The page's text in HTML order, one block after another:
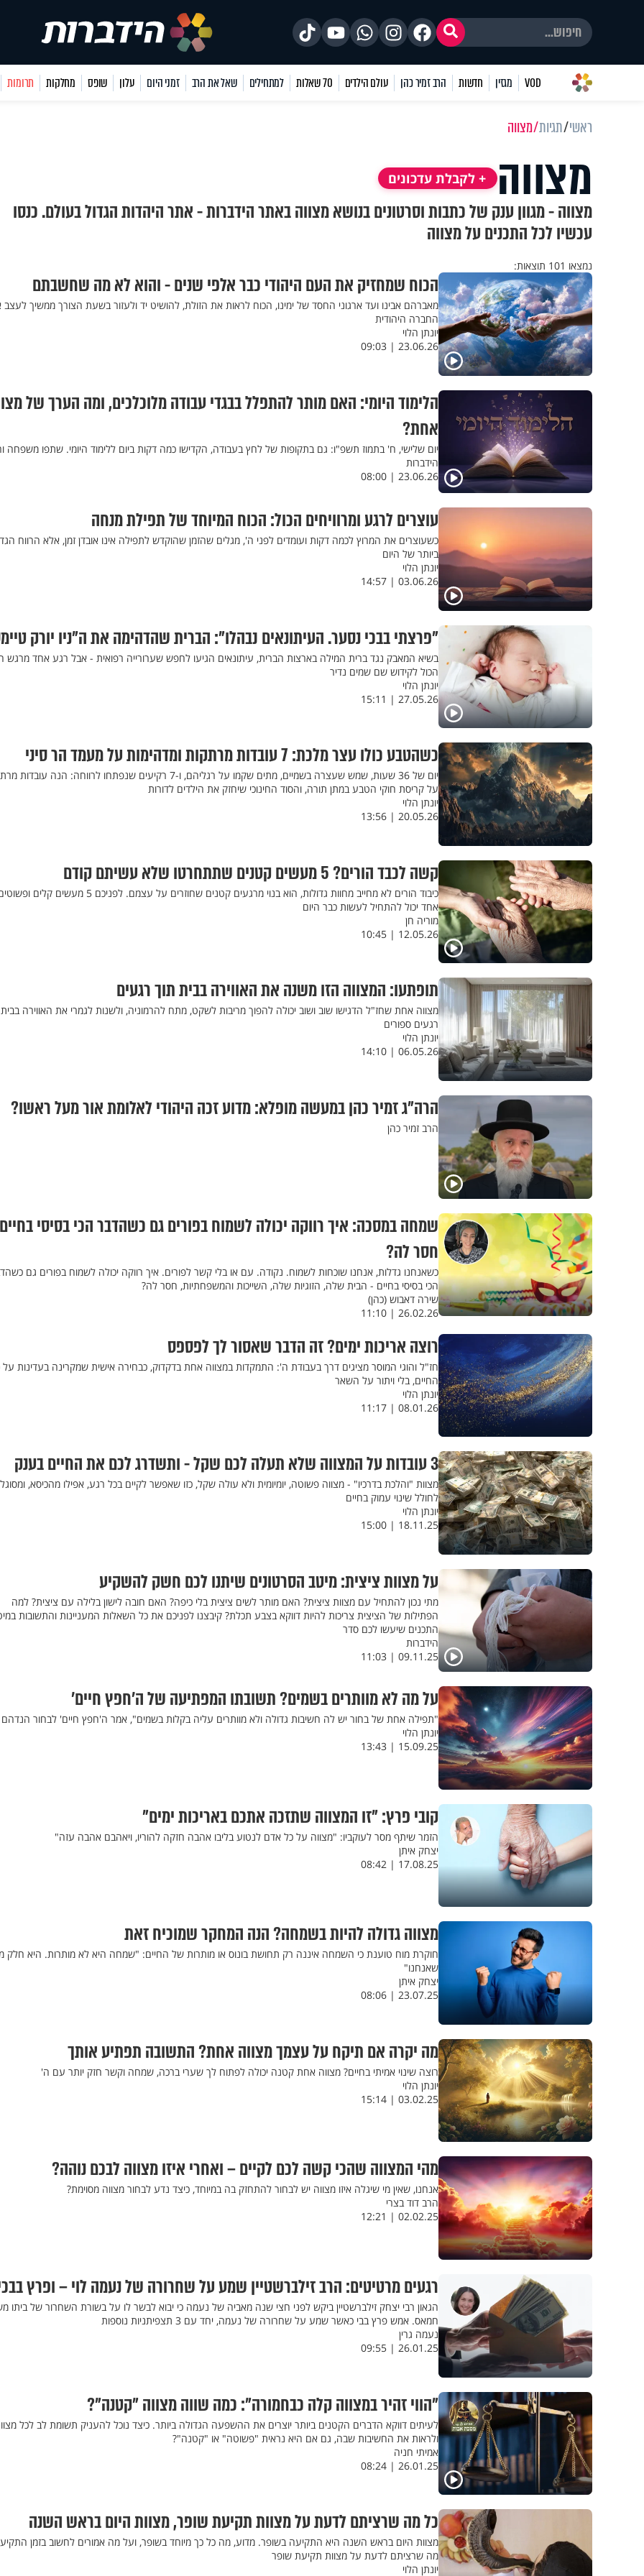
VOD מגזין חדשות הרב זמיר כהן עולם הילדים 70 שאלות למתחילים שאל את הרב זמני היום עלון שופס מחלקות תרומות
ראשי תגיות מצווה
מצווה + לקבלת עדכונים
מצווה - מגוון ענק של כתבות וסרטונים בנושא מצווה באתר הידברות - אתר היהדות הגדול בעולם. כנסו
עכשיו לכל התכנים על מצווה
נמצאו 101 תוצאות:
הכוח שמחזיק את העם היהודי כבר אלפי שנים - והוא לא מה שחשבתם
מאברהם אבינו ועד ארגוני החסד של ימינו, הכוח לראות את הזולת, להושיט יד ולעזור בשעת הצורך ממשיך
החברה היהודית
יונתן הלוי
23.06.26 | 09:03
הלימוד היומי: האם מותר להתפלל בבגדי עבודה מלוכלכים, ומה הערך של
אחת?
יום שלישי, ח' בתמוז תשפ"ו: גם בתקופות של לחץ בעבודה, הקדישו כמה דקות ביום ללימוד היומי. שתפו משפחה
הידברות
23.06.26 | 08:00
עוצרים לרגע ומרוויחים הכול: הכוח המיוחד של תפילת מנחה
כשעוצרים את המרוץ לכמה דקות ועומדים לפני ה', מגלים שהזמן שהוקדש לתפילה אינו אובדן זמן, אלא הרווח
ביותר של היום
יונתן הלוי
03.06.26 | 14:57
"פרצתי בבכי נסער. העיתונאים נבהלו": הברית שהדהימה את ה"ניו יורק
בשיא המאבק נגד ברית המילה בארצות הברית, עיתונאים הגיעו לחפש שערורייה רפואית - אבל רגע אחד מרגש
הכול לקידוש שם שמים נדיר
יונתן הלוי
27.05.26 | 15:11
כשהטבע כולו עצר מלכת: 7 עובדות מרתקות ומדהימות על מעמד הר סיני
יום של 36 שעות, שמש שעצרה בשמיים, מתים שקמו על רגליהם, ו-7 רקיעים שנפתחו לרווחה: הנה
על קריסת חוקי הטבע במתן תורה, והסוד החינוכי שיחזק את הילדים לדורות
יונתן הלוי
20.05.26 | 13:56
קשה לכבד הורים? 5 מעשים קטנים שתתחרטו שלא עשיתם קודם
כיבוד הורים לא מחייב מחוות גדולות, הוא בנוי מרגעים קטנים שחוזרים על עצמם. לפניכם
אחד יכול להתחיל לעשות כבר היום
מוריה חן
12.05.26 | 10:45
תופתעו: המצווה הזו משנה את האווירה בבית תוך רגעים
מצווה אחת שחז"ל הדגישו שוב ושוב יכולה להפוך מריבות לשקט, מתח להרמוניה, ולשנות לגמרי את האווירה
רגעים ספורים
יונתן הלוי
06.05.26 | 14:10
הרה"ג זמיר כהן במעשה מופלא: מדוע זכה היהודי לאלומת אור מעל ראשו?
הרב זמיר כהן
שמחה במסכה: איך רווקה יכולה לשמוח בפורים גם כשהדבר הכי בסיסי
חסר לה?
כשאנחנו גדלות, אנחנו שוכחות לשמוח. נקודה. עם או בלי קשר לפורים. איך רווקה יכולה לשמוח בפורים גם
הכי בסיסי בחיים - הבית שלה, הזוגיות שלה, השייכות והמשפחתיות, חסר לה?
שירה דאבוש (כהן)
26.02.26 | 11:10
רוצה אריכות ימים? זה הדבר שאסור לך לפספס
חז"ל והוגי המוסר מציגים דרך בעבודת ה': התמקדות במצווה אחת בדקדוק, כבחירה אישית שמקרינה בעדינות על
החיים, בלי ויתור על השאר
יונתן הלוי
08.01.26 | 11:17
3 עובדות על המצווה שלא תעלה לכם שקל - ותשדרג לכם את החיים בענק
מצוות "והלכת בדרכיו" - מצווה פשוטה, יומיומית ולא עולה שקל, כזו שאפשר לקיים בכל רגע, אפילו מהכיסא,
לחולל שינוי עמוק בחיים
יונתן הלוי
18.11.25 | 15:00
על מצוות ציצית: מיטב הסרטונים שיתנו לכם חשק להשקיע
מתי נכון להתחיל עם מצוות ציצית? האם מותר לשים ציצית בלי כיפה? האם חובה לישון בלילה עם ציצית? למה
הפתילות של הציצית צריכות להיות דווקא בצבע תכלת? קיבצנו לפניכם את כל השאלות המעניינות והתשובות
התכנים שיעשו לכם סדר
הידברות
09.11.25 | 11:03
על מה לא מוותרים בשמים? תשובתו המפתיעה של ה’חפץ חיים’
"תפילה אחת של בחור יש לה חשיבות גדולה ולא מוותרים עליה בקלות בשמים", אמר ה'חפץ חיים' לבחור הנדהם
יונתן הלוי
15.09.25 | 13:43
קובי פרץ: "זו המצווה שתזכה אתכם באריכות ימים"
הזמר שיתף מסר לעוקביו: "מצווה על כל אדם לנטוע בליבו אהבה חזקה להוריו, ויאהבם אהבה עזה"
יצחק איתן
17.08.25 | 08:42
מצווה גדולה להיות בשמחה? הנה המחקר שמוכיח זאת
חוקרת מוח טוענת כי השמחה איננה רק תחושת בונוס או מותרות של החיים: "שמחה היא לא מותרות. היא חלק
שאנחנו"
יצחק איתן
23.07.25 | 08:06
מה יקרה אם תיקח על עצמך מצווה אחת? התשובה תפתיע אותך
רוצה שינוי אמיתי בחיים? מצווה אחת קטנה יכולה לפתוח לך שערי ברכה, שמחה וקשר חזק יותר עם ה'
יונתן הלוי
03.02.25 | 15:14
מהי המצווה שהכי קשה לכם לקיים – ואחרי איזו מצווה לבכם נוהה?
אנחנו, שאין מי שיגלה איזו מצווה יש לבחור להתחזק בה במיוחד, כיצד נדע לבחור מצווה מסוימת?
הרב דוד בצרי
02.02.25 | 12:21
רגעים מרטיטים: הרב זילברשטיין שמע על שחרורה של נעמה לוי – ופרץ
הגאון רבי יצחק זילברשטיין ביקש לפני חצי שנה מאביה של נעמה כי יבוא לבשר לו על בשורת השחרור של ביתו
חמאס. אמש פרץ בבי כאשר שמע על שחרורה של נעמה, יחד עם 3 תצפיתניות נוספות
נעמה גרין
26.01.25 | 09:55
"הווי זהיר במצווה קלה כבחמורה": כמה שווה מצווה "קטנה"?
לעיתים דווקא הדברים הקטנים ביותר יוצרים את ההשפעה הגדולה ביותר. כיצד נוכל להעניק תשומת לב לכל
ולראות את החשיבות שבה, גם אם היא נראית "פשוטה" או "קטנה"?
אמיתי חניה
26.01.25 | 08:24
כל מה שרציתם לדעת על מצוות תקיעת שופר, מצוות היום בראש השנה
מצוות היום בראש השנה היא התקיעה בשופר. מדוע, מה כל כך מיוחד בשופר, ועל מה אמורים לחשוב בזמן
מה שרציתם לדעת על מצוות תקיעת שופר
יונתן הלוי